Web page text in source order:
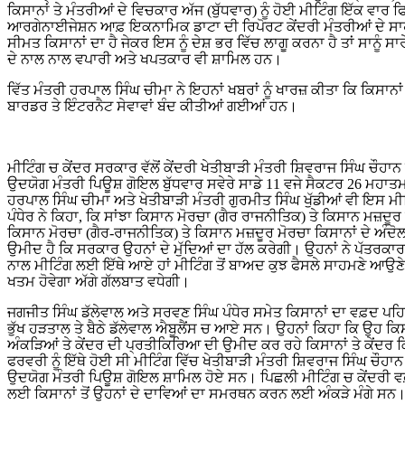
ਕਿਸਾਨਾਂ ਤੇ ਮੰਤਰੀਆਂ ਦੇ ਵਿਚਕਾਰ ਅੱਜ (ਬੁੱਧਵਾਰ) ਨੂੰ ਹੋਈ ਮੀਟਿੰਗ ਇੱਕ ਵਾਰ
ਆਰਗੇਨਾਈਜੇਸ਼ਨ ਆਫ਼ ਇਕਨਾਮਿਕ ਡਾਟਾ ਦੀ ਰਿਪੋਰਟ ਕੇਂਦਰੀ ਮੰਤਰੀਆਂ ਦੇ
ਸੀਮਤ ਕਿਸਾਨਾਂ ਦਾ ਹੈ ਜੇਕਰ ਇਸ ਨੂੰ ਦੇਸ਼ ਭਰ ਵਿੱਚ ਲਾਗੂ ਕਰਨਾ ਹੈ ਤਾਂ ਸਾਨੂੰ
ਦੇ ਨਾਲ ਨਾਲ ਵਪਾਰੀ ਅਤੇ ਖਪਤਕਾਰ ਵੀ ਸ਼ਾਮਿਲ ਹਨ।
ਵਿੱਤ ਮੰਤਰੀ ਹਰਪਾਲ ਸਿੰਘ ਚੀਮਾ ਨੇ ਇਹਨਾਂ ਖਬਰਾਂ ਨੂੰ ਖਾਰਜ਼ ਕੀਤਾ ਕਿ
ਬਾਰਡਰ ਤੇ ਇੰਟਰਨੈਟ ਸੇਵਾਵਾਂ ਬੰਦ ਕੀਤੀਆਂ ਗਈਆਂ ਹਨ।
ਮੀਟਿੰਗ ਚ ਕੇਂਦਰ ਸਰਕਾਰ ਵੱਲੋਂ ਕੇਂਦਰੀ ਖੇਤੀਬਾੜੀ ਮੰਤਰੀ ਸ਼ਿਵਰਾਜ ਸਿੰਘ
ਉਦਯੋਗ ਮੰਤਰੀ ਪਿਊਸ਼ ਗੋਇਲ ਬੁੱਧਵਾਰ ਸਵੇਰੇ ਸਾਡੇ 11 ਵਜੇ ਸੈਕਟਰ 26
ਹਰਪਾਲ ਸਿੰਘ ਚੀਮਾ ਅਤੇ ਖੇਤੀਬਾੜੀ ਮੰਤਰੀ ਗੁਰਮੀਤ ਸਿੰਘ ਖੁੱਡੀਆਂ ਵੀ ਇਸ
ਪੰਧੇਰ ਨੇ ਕਿਹਾ, ਕਿ ਸਾਂਝਾ ਕਿਸਾਨ ਮੋਰਚਾ (ਗੈਰ ਰਾਜਨੀਤਿਕ) ਤੇ ਕਿਸਾਨ
ਕਿਸਾਨ ਮੋਰਚਾ (ਗੈਰ-ਰਾਜਨੀਤਿਕ) ਤੇ ਕਿਸਾਨ ਮਜ਼ਦੂਰ ਮੋਰਚਾ ਕਿਸਾਨਾਂ ਦੇ
ਉਮੀਦ ਹੈ ਕਿ ਸਰਕਾਰ ਉਹਨਾਂ ਦੇ ਮੁੱਦਿਆਂ ਦਾ ਹੱਲ ਕਰੇਗੀ। ਉਹਨਾਂ ਨੇ
ਨਾਲ ਮੀਟਿੰਗ ਲਈ ਇੱਥੇ ਆਏ ਹਾਂ ਮੀਟਿੰਗ ਤੋਂ ਬਾਅਦ ਕੁਝ ਫੈਸਲੇ ਸਾਹਮਣੇ ਆਉਣੇ
ਖਤਮ ਹੋਵੇਗਾ ਅੱਗੇ ਗੱਲਬਾਤ ਵਧੇਗੀ।
ਜਗਜੀਤ ਸਿੰਘ ਡੱਲੇਵਾਲ ਅਤੇ ਸਰਵਣ ਸਿੰਘ ਪੰਧੇਰ ਸਮੇਤ ਕਿਸਾਨਾਂ ਦਾ ਵਫ਼ਦ
ਭੁੱਖ ਹੜਤਾਲ ਤੇ ਬੈਠੇ ਡੱਲੇਵਾਲ ਐਬੂਲੈਂਸ ਚ ਆਏ ਸਨ। ਉਹਨਾਂ ਕਿਹਾ ਕਿ ਉਹ
ਅੰਕੜਿਆਂ ਤੇ ਕੇਂਦਰ ਦੀ ਪ੍ਰਤੀਕਿਰਿਆ ਦੀ ਉਮੀਦ ਕਰ ਰਹੇ ਕਿਸਾਨਾਂ ਤੇ ਕੇਂਦਰ
ਫਰਵਰੀ ਨੂੰ ਇੱਥੇ ਹੋਈ ਸੀ ਮੀਟਿੰਗ ਵਿੱਚ ਖੇਤੀਬਾੜੀ ਮੰਤਰੀ ਸ਼ਿਵਰਾਜ ਸਿੰਘ
ਉਦਯੋਗ ਮੰਤਰੀ ਪਿਊਸ਼ ਗੋਇਲ ਸ਼ਾਮਿਲ ਹੋਏ ਸਨ। ਪਿਛਲੀ ਮੀਟਿੰਗ ਚ ਕੇਂਦਰੀ
ਲਈ ਕਿਸਾਨਾਂ ਤੋਂ ਉਹਨਾਂ ਦੇ ਦਾਵਿਆਂ ਦਾ ਸਮਰਥਨ ਕਰਨ ਲਈ ਅੰਕੜੇ ਮੰਗੇ ਸਨ।